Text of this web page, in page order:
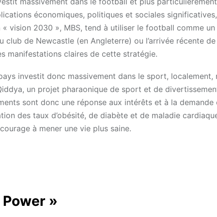
économiques, politiques et sociales significatives,
vision 2030 », MBS, tend à utiliser le football comme un
de Newcastle (en Angleterre) ou l’arrivée récente
manifestations claires de cette stratégie.
investit donc massivement dans le sport, localement,
un projet pharaonique de sport et de
sont donc une réponse aux intérêts et à la
des taux d’obésité, de diabète et de maladie
à mener une vie plus saine.
»